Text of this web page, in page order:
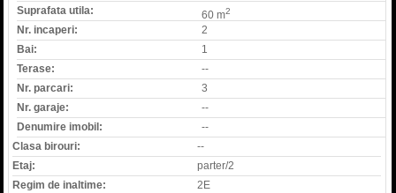
Suprafata utila:
60 m2
Nr. incaperi:
2
Bai:
1
Terase:
--
Nr. parcari:
3
Nr. garaje:
--
Denumire imobil:
--
Clasa birouri:
--
Etaj:
parter/2
Regim de inaltime:
2E